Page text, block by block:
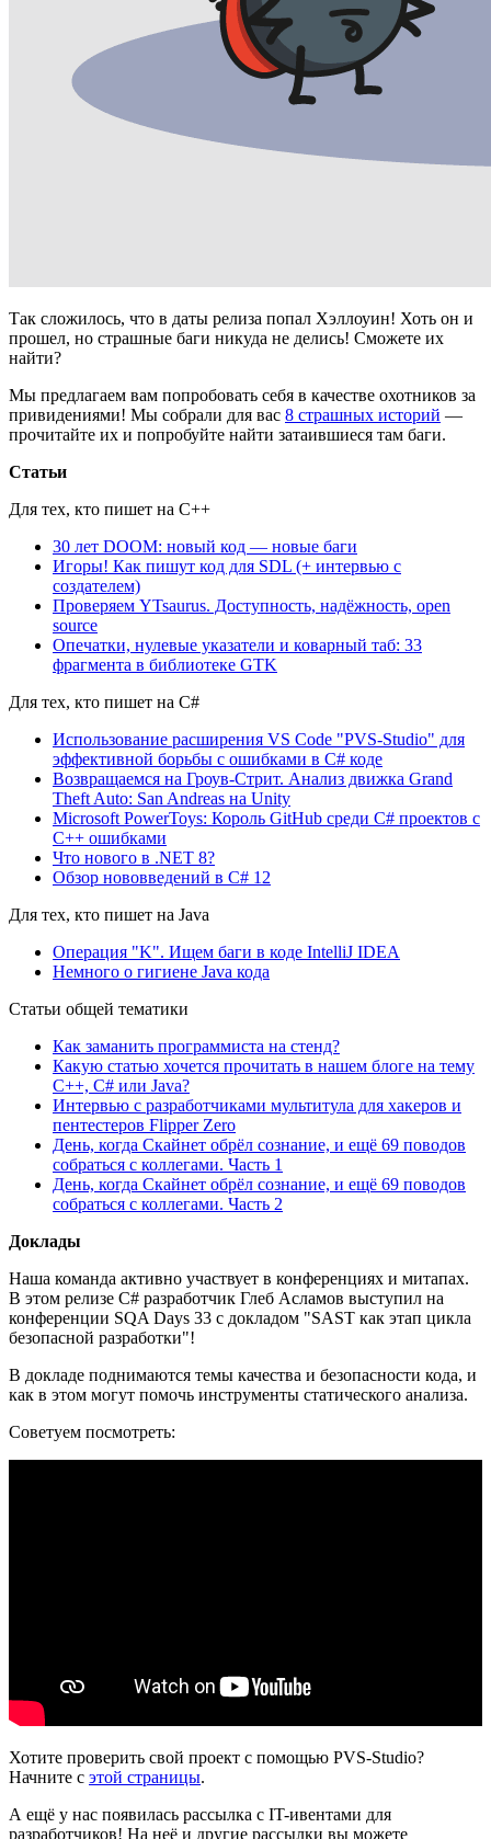
Так сложилось, что в даты релиза попал Хэллоуин! Хоть он и
прошел, но страшные баги никуда не делись! Сможете их
найти?
Мы предлагаем вам попробовать себя в качестве охотников за
привидениями! Мы собрали для вас 8 страшных историй —
прочитайте их и попробуйте найти затаившиеся там баги.
Статьи
Для тех, кто пишет на C++
30 лет DOOM: новый код — новые баги
Игоры! Как пишут код для SDL (+ интервью с
создателем)
Проверяем YTsaurus. Доступность, надёжность, open
source
Опечатки, нулевые указатели и коварный таб: 33
фрагмента в библиотеке GTK
Для тех, кто пишет на C#
Использование расширения VS Code "PVS-Studio" для
эффективной борьбы с ошибками в C# коде
Возвращаемся на Гроув-Стрит. Анализ движка Grand
Theft Auto: San Andreas на Unity
Microsoft PowerToys: Король GitHub среди C# проектов с
C++ ошибками
Что нового в .NET 8?
Обзор нововведений в C# 12
Для тех, кто пишет на Java
Операция "K". Ищем баги в коде IntelliJ IDEA
Немного о гигиене Java кода
Статьи общей тематики
Как заманить программиста на стенд?
Какую статью хочется прочитать в нашем блоге на тему
C++, C# или Java?
Интервью с разработчиками мультитула для хакеров и
пентестеров Flipper Zero
День, когда Скайнет обрёл сознание, и ещё 69 поводов
собраться с коллегами. Часть 1
День, когда Скайнет обрёл сознание, и ещё 69 поводов
собраться с коллегами. Часть 2
Доклады
Наша команда активно участвует в конференциях и митапах.
В этом релизе C# разработчик Глеб Асламов выступил на
конференции SQA Days 33 с докладом "SAST как этап цикла
безопасной разработки"!
В докладе поднимаются темы качества и безопасности кода, и
как в этом могут помочь инструменты статического анализа.
Советуем посмотреть:
Хотите проверить свой проект с помощью PVS-Studio?
Начните с этой страницы.
А ещё у нас появилась рассылка с IT-ивентами для
разработчиков! На неё и другие рассылки вы можете